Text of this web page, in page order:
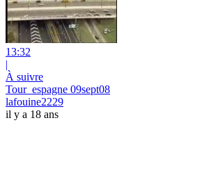
13:32
|
À suivre
Tour_espagne 09sept08
lafouine2229
il y a 18 ans